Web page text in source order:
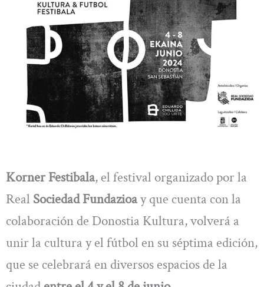
Korner Festibala, el festival organizado por la
Real Sociedad Fundazioay que cuenta con la
colaboración de Donostia Kultura, volverá a
unir la cultura y el fútbol en su séptima edición,
que se celebrará en diversos espacios de la